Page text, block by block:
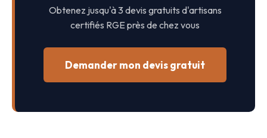
Obtenez jusqu'à 3 devis gratuits d'artisans
certifiés RGE près de chez vous
Demander mon devis gratuit